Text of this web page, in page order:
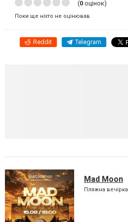
(0 оцінок)
Поки ще ніхто не оцінював
Reddit Telegram
Mad Moon
Пляжна вечірка